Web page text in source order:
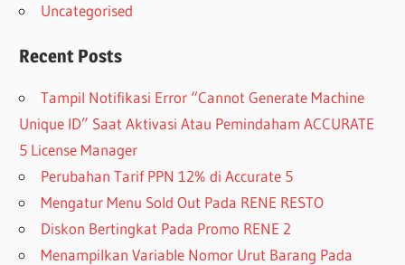
Uncategorised
Recent Posts
Tampil Notifikasi Error “Cannot Generate Machine
Unique ID” Saat Aktivasi Atau Pemindaham ACCURATE
5 License Manager
Perubahan Tarif PPN 12% di Accurate 5
Mengatur Menu Sold Out Pada RENE RESTO
Diskon Bertingkat Pada Promo RENE 2
Menampilkan Variable Nomor Urut Barang Pada